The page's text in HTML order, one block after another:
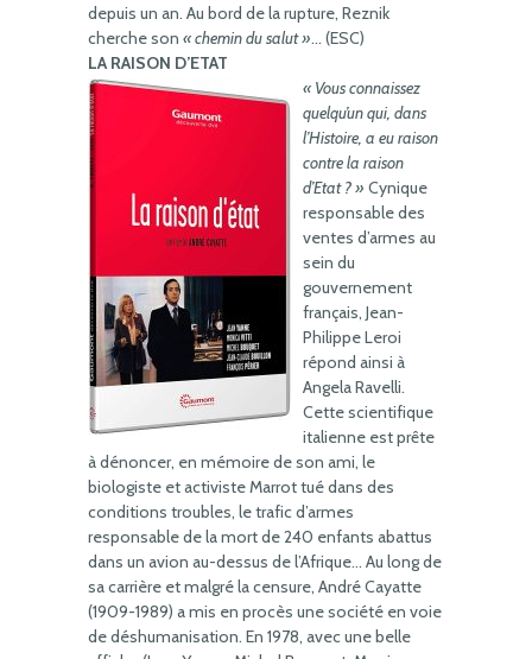
depuis un an. Au bord de la rupture, Reznik
cherche son « chemin du salut »… (ESC)
LA RAISON D’ETAT
« Vous connaissez
quelqu’un qui, dans
l’Histoire, a eu raison
contre la raison
d’Etat ? » Cynique
responsable des
ventes d’armes au
sein du
gouvernement
français, Jean-
Philippe Leroi
répond ainsi à
Angela Ravelli.
Cette scientifique
italienne est prête
à dénoncer, en mémoire de son ami, le
biologiste et activiste Marrot tué dans des
conditions troubles, le trafic d’armes
responsable de la mort de 240 enfants abattus
dans un avion au-dessus de l’Afrique… Au long de
sa carrière et malgré la censure, André Cayatte
(1909-1989) a mis en procès une société en voie
de déshumanisation. En 1978, avec une belle